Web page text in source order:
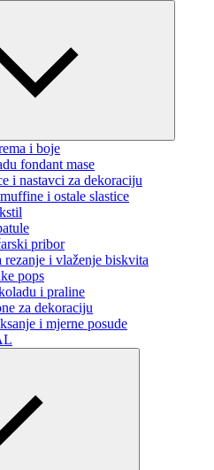
i boje
fondant mase
i nastavci za dekoraciju
i ostale slastice
pribor
rezanje i vlaženje biskvita
pops
i praline
za dekoraciju
i mjerne posude